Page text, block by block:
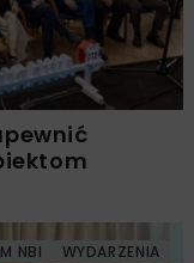
NBI WYDARZENIA